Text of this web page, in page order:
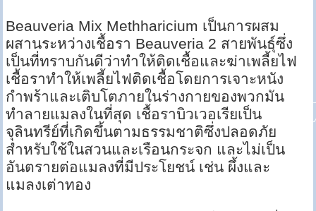
Beauveria Mix Methharicium เป็นการผสม
ผสานระหว่างเชื้อรา Beauveria 2 สายพันธุ์ซึ่ง
เป็นที่ทราบกันดีว่าทำให้ติดเชื้อและฆ่าเพลี้ยไฟ
เชื้อราทำให้เพลี้ยไฟติดเชื้อโดยการเจาะหนัง
กำพร้าและเติบโตภายในร่างกายของพวกมัน
ทำลายแมลงในที่สุด เชื้อราบิวเวอเรียเป็น
จุลินทรีย์ที่เกิดขึ้นตามธรรมชาติซึ่งปลอดภัย
สำหรับใช้ในสวนและเรือนกระจก และไม่เป็น
อันตรายต่อแมลงที่มีประโยชน์ เช่น ผึ้งและ
แมลงเต่าทอง